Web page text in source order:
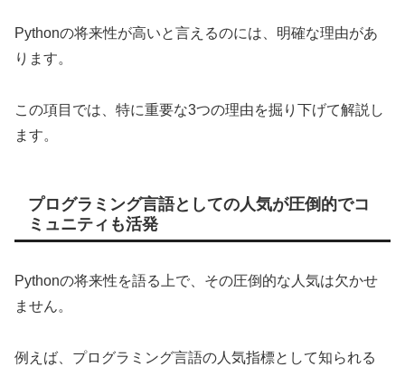
Pythonの将来性が高いと言えるのには、明確な理由があ
ります。
この項目では、特に重要な3つの理由を掘り下げて解説し
ます。
プログラミング言語としての人気が圧倒的でコ
ミュニティも活発
Pythonの将来性を語る上で、その圧倒的な人気は欠かせ
ません。
例えば、プログラミング言語の人気指標として知られる